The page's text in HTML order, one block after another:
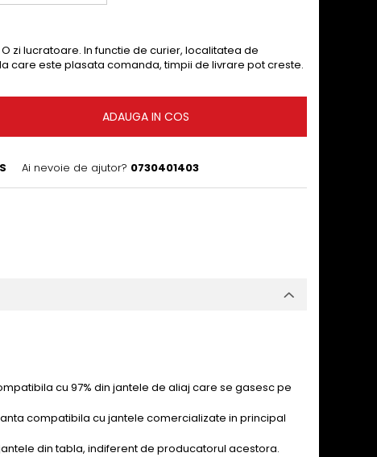
O zi lucratoare. In functie de curier, localitatea de
care este plasata comanda, timpii de livrare pot creste.
ADAUGA IN COS
Ai nevoie de ajutor? 0730401403
cu 97% din jantele de aliaj care se gasesc pe
compatibila cu jantele comercializate in principal
din tabla, indiferent de producatorul acestora.